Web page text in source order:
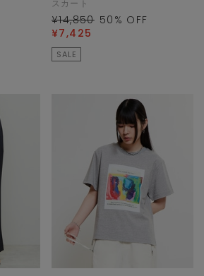
スカート
¥14,850 50 % OFF
¥7,425
SALE